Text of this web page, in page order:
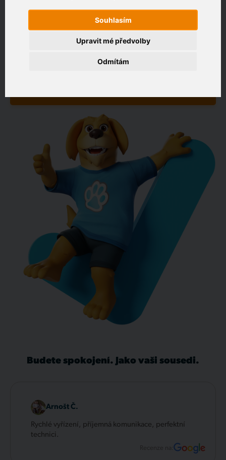
Souhlasím
Odmítám
Upravit mé předvolby
Zákaznický portál
Zadejte adresu, kde chcete připojit
Budete spokojení. Jako vaši sousedi.
Arnošt Č.
Rychlé vyřízení, příjemná komunikace, perfektní
technici.
Recenze na: